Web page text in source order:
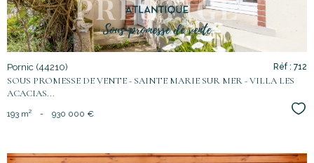
Pornic (44210)
SOUS PROMESSE DE VENTE - SAINTE MARIE SUR MER - VILLA LES
ACACIAS...
Réf : 712
193 m² - 930 000 €